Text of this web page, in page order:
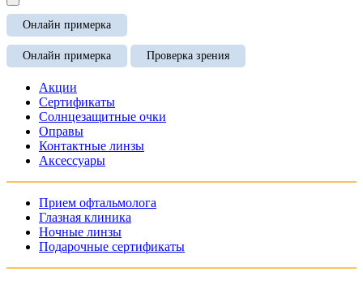
Онлайн примерка
Онлайн примерка Проверка зрения
Акции
Сертификаты
Солнцезащитные очки
Оправы
Контактные линзы
Аксессуары
Прием офтальмолога
Глазная клиника
Ночные линзы
Подарочные сертификаты